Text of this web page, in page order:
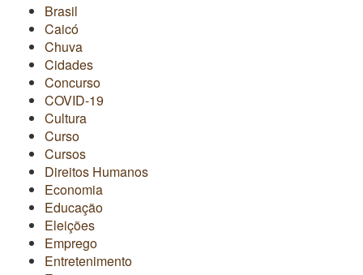
Brasil
Caicó
Chuva
Cidades
Concurso
COVID-19
Cultura
Curso
Cursos
Direitos Humanos
Economia
Educação
Eleições
Emprego
Entretenimento